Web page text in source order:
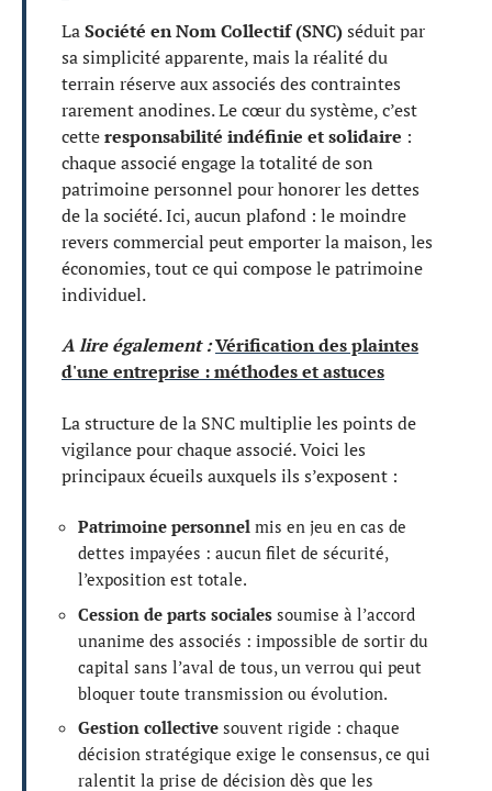
LaSociété en Nom Collectif (SNC)séduit par
sa simplicité apparente, mais la réalité du
terrain réserve aux associés des contraintes
rarement anodines. Le cœur du système, c’est
cetteresponsabilité indéfinie et solidaire :
chaque associé engage la totalité de son
patrimoine personnel pour honorer les dettes
de la société. Ici, aucun plafond : le moindre
revers commercial peut emporter la maison, les
économies, tout ce qui compose le patrimoine
individuel.
A lire également :Vérification des plaintes
d'une entreprise : méthodes et astuces
La structure de la SNC multiplie les points de
vigilance pour chaque associé. Voici les
principaux écueils auxquels ils s’exposent :
Patrimoine personnel mis en jeu en cas de
dettes impayées : aucun filet de sécurité,
l’exposition est totale.
Cession de parts sociales soumise à l’accord
unanime des associés : impossible de sortir du
capital sans l’aval de tous, un verrou qui peut
bloquer toute transmission ou évolution.
Gestion collective souvent rigide : chaque
décision stratégique exige le consensus, ce qui
ralentit la prise de décision dès que les